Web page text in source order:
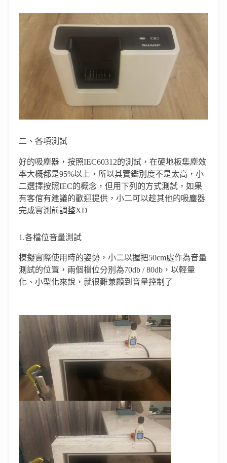
二、各項測試
好的吸塵器，按照IEC60312的測試，在硬地板集塵效
率大概都是95%以上，所以其實鑑別度不是太高，小
二選擇按照IEC的概念，但用下列的方式測試，如果
有客倌有建議的歡迎提供，小二可以趁其他的吸塵器
完成實測前調整XD
1.各檔位音量測試
模擬實際使用時的姿勢，小二以握把50cm處作為音量
測試的位置，兩個檔位分別為70db / 80db，以輕量
化、小型化來說，就很難兼顧到音量控制了